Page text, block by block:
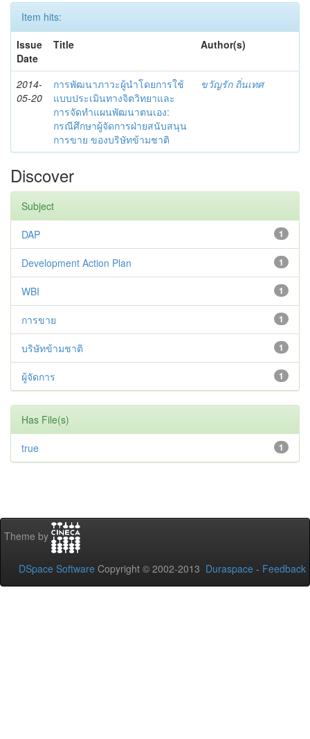
Item hits:
Issue
Date
Title Author(s)
2014-
05-20
การพัฒนาภาวะผู้นำโดยการใช้
แบบประเมินทางจิตวิทยาและ
การจัดทำแผนพัฒนาตนเอง:
กรณีศึกษาผู้จัดการฝ่ายสนับสนุน
การขาย ของบริษัทข้ามชาติ
ขวัญรัก ถิ่นเทศ
Discover
Subject
1
DAP
1
Development Action Plan
1
WBI
1
การขาย
1
บริษัทข้ามชาติ
1
ผู้จัดการ
Has File(s)
1
true
Theme by
DSpace Software Copyright © 2002-2013 Duraspace - Feedback